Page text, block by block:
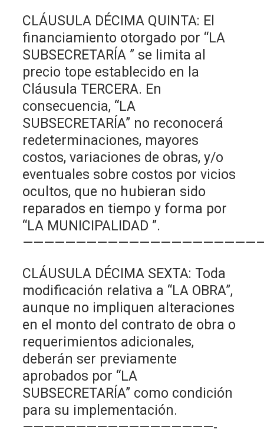
CLÁUSULA DÉCIMA QUINTA: El
financiamiento otorgado por “LA
SUBSECRETARÍA ” se limita al
precio tope establecido en la
Cláusula TERCERA. En
consecuencia, “LA
SUBSECRETARÍA” no reconocerá
redeterminaciones, mayores
costos, variaciones de obras, y/o
eventuales sobre costos por vicios
ocultos, que no hubieran sido
reparados en tiempo y forma por
“LA MUNICIPALIDAD ”.
CLÁUSULA DÉCIMA SEXTA: Toda
modificación relativa a “LA OBRA”,
aunque no impliquen alteraciones
en el monto del contrato de obra o
requerimientos adicionales,
deberán ser previamente
aprobados por “LA
SUBSECRETARÍA” como condición
para su implementación.
——————————————————-